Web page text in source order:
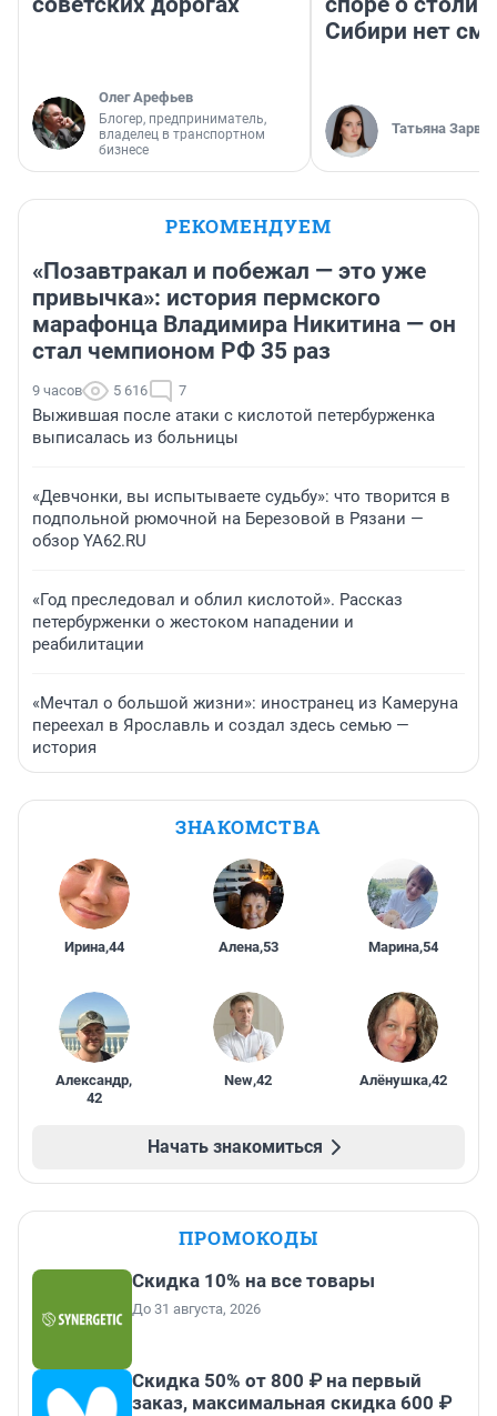
Олег Арефьев
Блогер, предприниматель,
владелец в транспортном
бизнесе
Сибири нет
Татьяна Зарва
РЕКОМЕНДУЕМ
«Позавтракал и побежал — это уже
привычка»: история пермского
марафонца Владимира Никитина — он
стал чемпионом РФ 35 раз
9 часов 5 616 7
Выжившая после атаки с кислотой петербурженка
выписалась из больницы
«Девчонки, вы испытываете судьбу»: что творится в
подпольной рюмочной на Березовой в Рязани —
обзор YA62.RU
«Год преследовал и облил кислотой». Рассказ
петербурженки о жестоком нападении и
реабилитации
«Мечтал о большой жизни»: иностранец из Камеруна
переехал в Ярославль и создал здесь семью —
история
ЗНАКОМСТВА
Ирина,44 Алена,53 Марина,54
Александр,
42
New,42 Алёнушка,42
Начать знакомиться
ПРОМОКОДЫ
Скидка 10% на все товары
До 31 августа, 2026
Скидка 50% от 800 ₽ на первый
заказ, максимальная скидка 600 ₽